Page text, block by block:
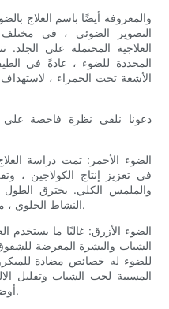
التصوير الضوئي ، في مختلف
العلاجية المحتملة على الجلد.
المحددة للضوء ، عادةً في
الأشعة تحت الحمراء ،
دعونا نلقي نظرة فاحصة على
في تعزيز إنتاج الكولاجين ،
والملمس الكلي. يخترق الطول
النشاط الخلوي ، مما يؤدي إلى بشرة مجددة وأكثر شبابًا.
الشباب والبشرة المعرضة
للضوء له خصائص مضادة
المسببة لحب الشباب وتقليل
أوضح وأكثر توازنا مع الاستخدام المستمر.